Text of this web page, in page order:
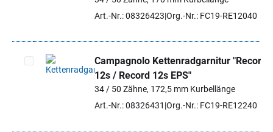
Art.-Nr.: 08326423 Org.-Nr.: FC19-RE12040
Artikel auswählen
Campagnolo Kettenradgarnitur "Record
12s / Record 12s EPS"
34 / 50 Zähne, 172,5 mm Kurbellänge
Art.-Nr.: 08326431 Org.-Nr.: FC19-RE12240